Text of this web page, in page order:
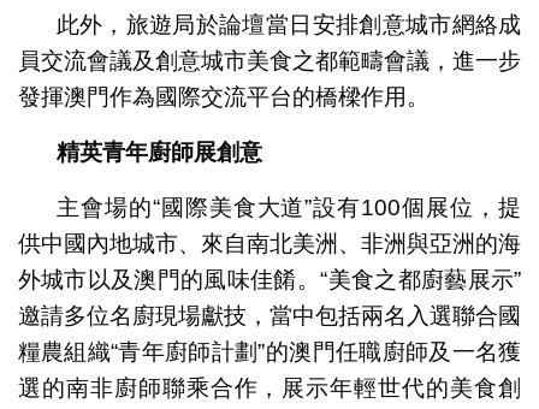
此外，旅遊局於論壇當日安排創意城市網絡成
員交流會議及創意城市美食之都範疇會議，進一步
發揮澳門作為國際交流平台的橋樑作用。
精英青年廚師展創意
主會場的“國際美食大道”設有100個展位，提
供中國內地城市、來自南北美洲、非洲與亞洲的海
外城市以及澳門的風味佳餚。“美食之都廚藝展示”
邀請多位名廚現場獻技，當中包括兩名入選聯合國
糧農組織“青年廚師計劃”的澳門任職廚師及一名獲
選的南非廚師聯乘合作，展示年輕世代的美食創